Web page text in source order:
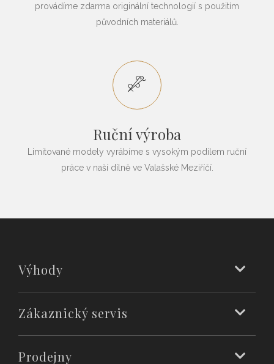
provádíme zdarma originální technologií s použitím
původních materiálů.
Ruční výroba
Limitované modely vyrábíme s vysokým podílem ruční
práce v naší dílně ve Valašské Meziříčí.
Výhody
Zákaznický servis
Prodejny